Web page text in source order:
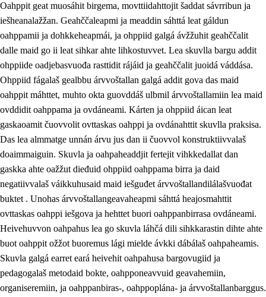
Oahppit geat muosáhit birgema, movttiidahttojit šaddat sávrribun ja
iešheanalažžan. Geahččaleapmi ja meaddin sáhttá leat gáldun
oahppamii ja dohkkeheapmái, ja ohppiid galgá ávžžuhit geahččalit
dalle maid go ii leat sihkar ahte lihkostuvvet. Lea skuvlla bargu addit
ohppiide oadjebasvuođa rasttidit rájáid ja geahččalit juoidá váddása.
Ohppiid fágalaš gealbbu árvvoštallan galgá addit gova das maid
oahppit máhttet, muhto okta guovddáš ulbmil árvvoštallamiin lea maid
ovddidit oahppama ja ovdáneami. Kárten ja ohppiid áican leat
gaskaoamit čuovvolit ovttaskas oahppi ja ovdánahttit skuvlla praksisa.
Das lea almmatge unnán árvu jus dan ii čuovvol konstruktiivvalaš
doaimmaiguin. Skuvla ja oahpaheaddjit fertejit vihkkedallat dan
gaskka ahte oažžut dieđuid ohppiid oahppama birra ja daid
negatiivvalaš váikkuhusaid maid iešguđet árvvoštallandilálašvuođat
buktet . Unohas árvvoštallangeavaheapmi sáhttá heajosmahttit
ovttaskas oahppi iešgova ja hehttet buori oahppanbirrasa ovdáneami.
Heivehuvvon oahpahus lea go skuvla láhčá dili sihkkarastin dihte ahte
buot oahppit ožžot buoremus lági mielde ávkki dábálaš oahpaheamis.
Skuvla galgá earret eará heivehit oahpahusa bargovugiid ja
pedagogalaš metodaid bokte, oahpponeavvuid geavahemiin,
organiseremiin, ja oahppanbiras-, oahppoplána- ja árvvoštallanbarggus.